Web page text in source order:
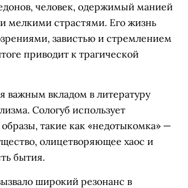
человек, одержимый манией
мелкими страстями. Его жизнь
завистью и стремлением
приводит к трагической
важным вкладом в литературу
Сологуб использует
такие как «недотыкомка» —
олицетворяющее хаос и
бытия.
широкий резонанс в